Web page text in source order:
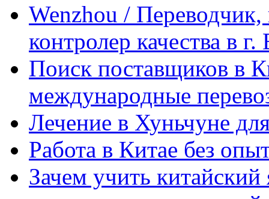
Wenzhou / Переводчик,
контролер качества в
Поиск поставщиков в
международные
Лечение в Хуньчуне
Работа в Китае без
Зачем учить